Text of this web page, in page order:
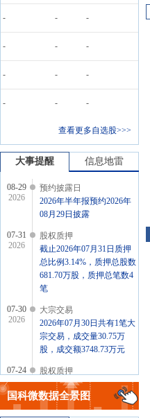
- - -
- - -
- - -
- - -
查看更多自选股>>>
大事提醒 信息地雷
08-29
2026
预约披露日
2026年半年报预约2026年
08月29日披露
07-31
2026
股权质押
截止2026年07月31日质押
总比例3.14%，质押总股数
681.70万股，质押总笔数4
笔
07-30
2026
大宗交易
2026年07月30日共有1笔大
宗交易，成交量30.75万
股，成交额3748.73万元
07-24
2026
股权质押
截止2026年07月24日质押
总比例3.14%，质押总股数
681.70万股，质押总笔数4
国科微数据全景图